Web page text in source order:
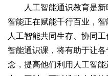
人工智能通识教育是新
智能正在赋能千行百业，
人工智能共同生存、协同
智能通识课，将有助于让
念，提高他们利用人工智